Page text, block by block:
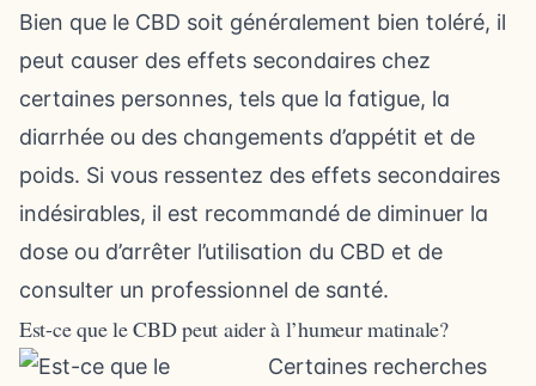
Bien que le CBD soit généralement bien toléré, il
peut causer des effets secondaires chez
certaines personnes, tels que la fatigue, la
diarrhée ou des changements d’appétit et de
poids. Si vous ressentez des effets secondaires
indésirables, il est recommandé de diminuer la
dose ou d’arrêter l’utilisation du CBD et de
consulter un professionnel de santé.
Est-ce que le CBD peut aider à l’humeur matinale?
Certaines recherches